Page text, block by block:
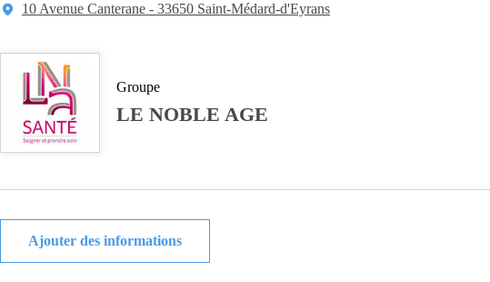
10 Avenue Canterane - 33650 Saint-Médard-d'Eyrans
Groupe
LE NOBLE AGE
Ajouter des informations